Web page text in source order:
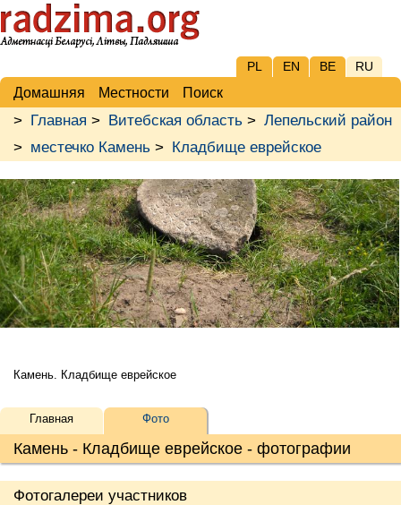
PL EN BE RU
Домашняя Местности Поиск
> Главная > Витебская область > Лепельский район
> местечко Камень > Кладбище еврейское
Камень. Кладбище еврейское
Камень - Кладбище еврейское - фотографии
Главная Фото
Фотогалереи участников